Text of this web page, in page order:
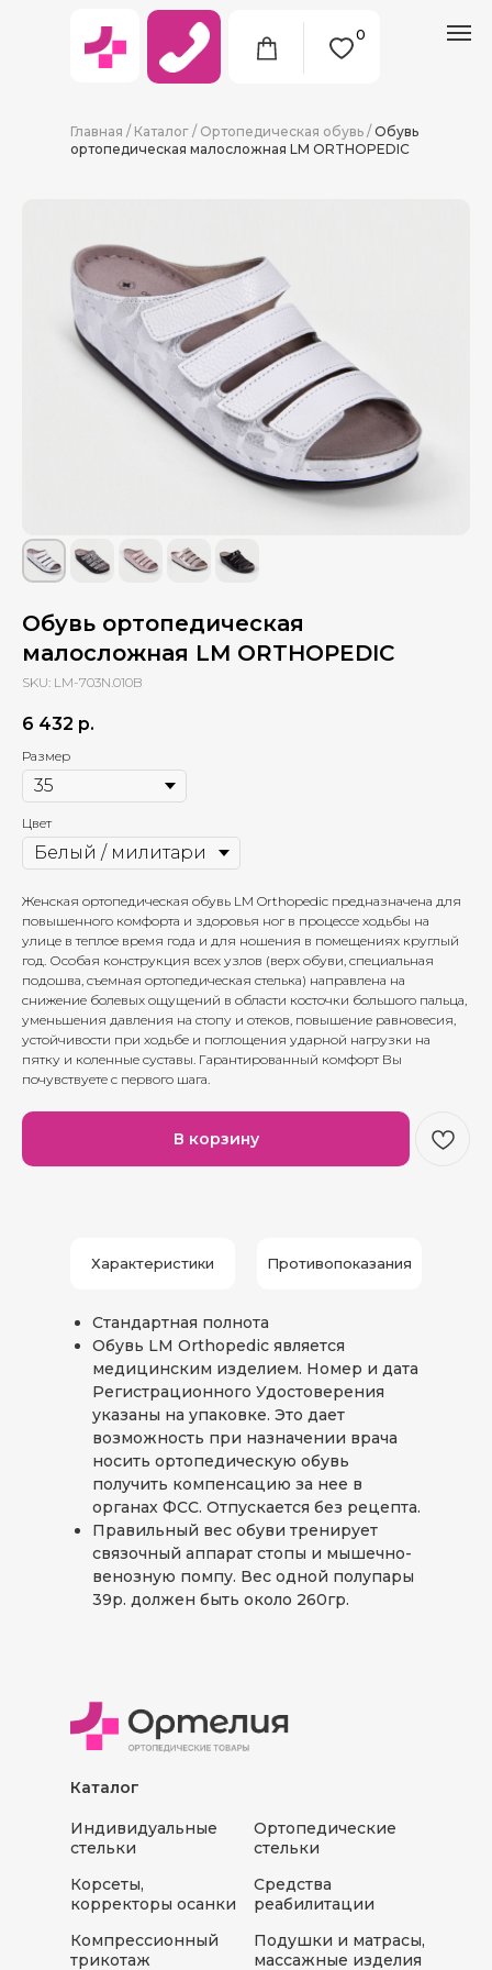
0
8 (911) 712-09-38
Главная / Каталог / Ортопедическая обувь / Обувь
ортопедическая малосложная LM ORTHOPEDIC
Обувь ортопедическая
малосложная LM ORTHOPEDIC
SKU: LM-703N.010B
6 432 р.
Размер
Цвет
Женская ортопедическая обувь LM Orthopedic предназначена для
повышенного комфорта и здоровья ног в процессе ходьбы на
улице в теплое время года и для ношения в помещениях круглый
год. Особая конструкция всех узлов (верх обуви, специальная
подошва, съемная ортопедическая стелька) направлена на
снижение болевых ощущений в области косточки большого пальца,
уменьшения давления на стопу и отеков, повышение равновесия,
устойчивости при ходьбе и поглощения ударной нагрузки на
пятку и коленные суставы. Гарантированный комфорт Вы
почувствуете с первого шага.
В корзину
Характеристики Противопоказания
Стандартная полнота
Обувь LM Orthopedic является
медицинским изделием. Номер и дата
Регистрационного Удостоверения
указаны на упаковке. Это дает
возможность при назначении врача
носить ортопедическую обувь
получить компенсацию за нее в
органах ФСС. Отпускается без рецепта.
Правильный вес обуви тренирует
связочный аппарат стопы и мышечно-
венозную помпу. Вес одной полупары
39р. должен быть около 260гр.
Каталог
Индивидуальные
стельки
Корсеты,
корректоры осанки
Компрессионный
трикотаж
Ортопедические
стельки
Средства
реабилитации
Подушки и матрасы,
массажные изделия